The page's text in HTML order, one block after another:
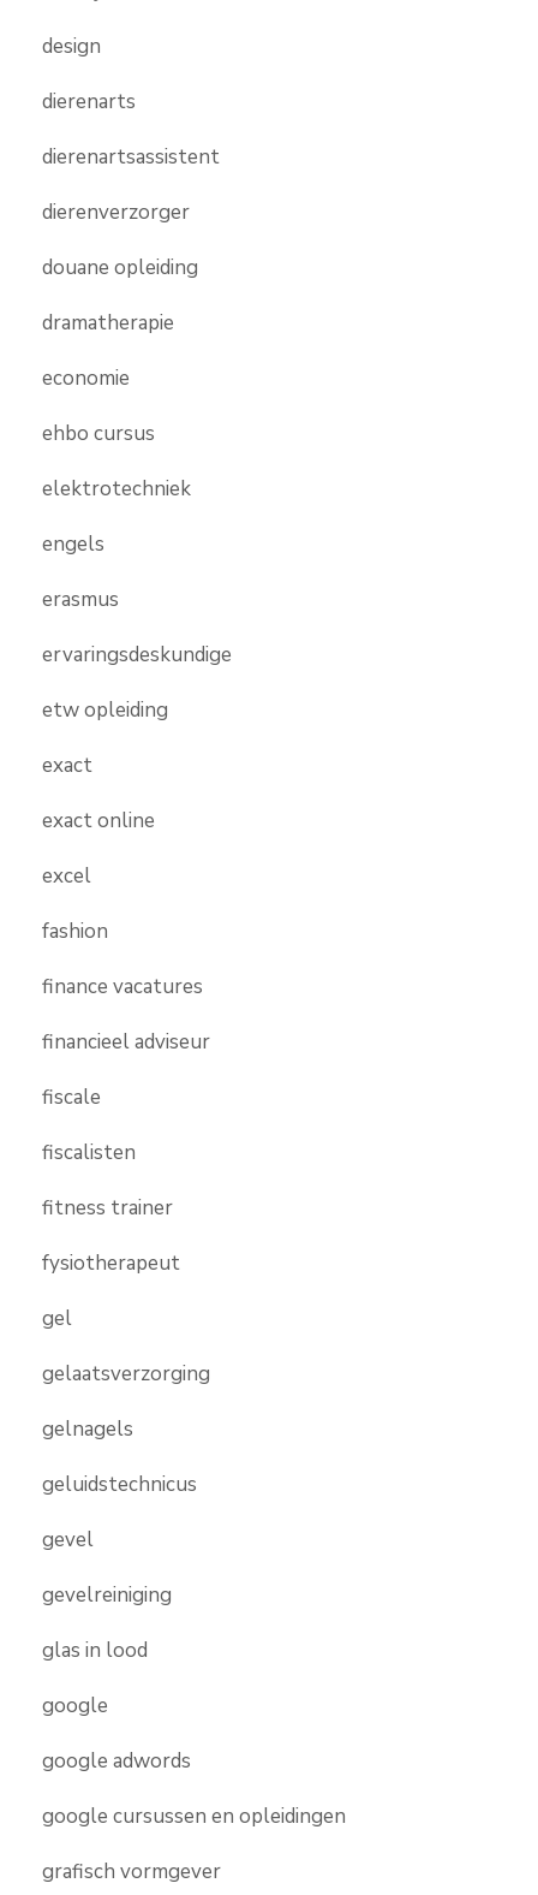
design
dierenarts
dierenartsassistent
dierenverzorger
douane opleiding
dramatherapie
economie
ehbo cursus
elektrotechniek
engels
erasmus
ervaringsdeskundige
etw opleiding
exact
exact online
excel
fashion
finance vacatures
financieel adviseur
fiscale
fiscalisten
fitness trainer
fysiotherapeut
gel
gelaatsverzorging
gelnagels
geluidstechnicus
gevel
gevelreiniging
glas in lood
google
google adwords
google cursussen en opleidingen
grafisch vormgever